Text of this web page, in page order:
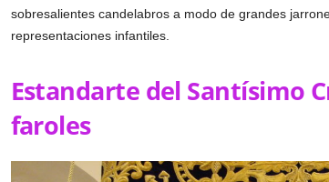
sobresalientes candelabros a modo de grandes
representaciones infantiles.
Estandarte del Santísimo
faroles